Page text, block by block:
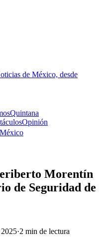
de México, desde
Quintana
Opinión
Morentín
de Seguridad de
·2 min de lectura